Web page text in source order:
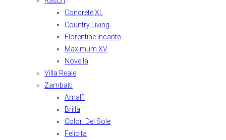
Concrete XL
Country Living
Florentine Incanto
Maximum XV
Novella
Villa Reale
Zambaiti
Amalfi
Brilla
Colori Del Sole
Felicita